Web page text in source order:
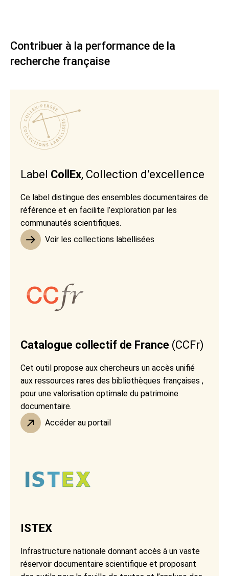
Contribuer à la performance de la
recherche française
Label CollEx, Collection d’excellence
Ce label distingue des ensembles documentaires de
référence et en facilite l’exploration par les
communautés scientifiques.
Voir les collections labellisées
Catalogue collectif de France (CCFr)
Cet outil propose aux chercheurs un accès unifié
aux ressources rares des bibliothèques françaises ,
pour une valorisation optimale du patrimoine
documentaire.
Accéder au portail
ISTEX
Infrastructure nationale donnant accès à un vaste
réservoir documentaire scientifique et proposant